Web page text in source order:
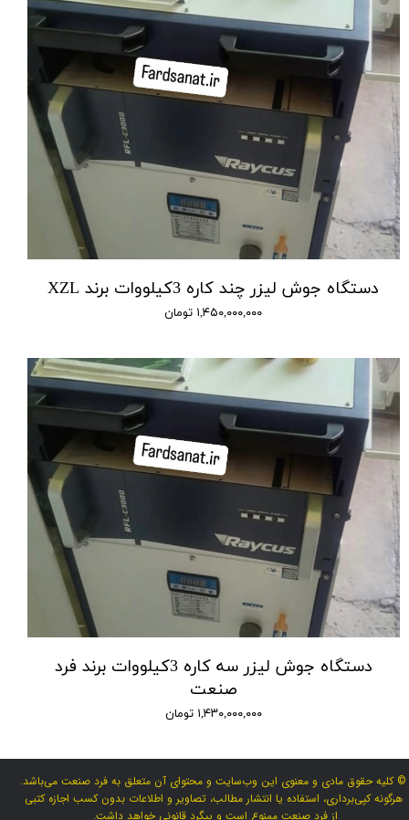
دستگاه جوش لیزر چند کاره 3کیلووات برند XZL
۱,۴۵۰,۰۰۰,۰۰۰ تومان
دستگاه جوش لیزر سه کاره 3کیلووات برند فرد
صنعت
۱,۴۳۰,۰۰۰,۰۰۰ تومان
© کلیه حقوق مادی و معنوی این وب‌سایت و محتوای آن متعلق به فرد صنعت می‌باشد.
هرگونه کپی‌برداری، استفاده یا انتشار مطالب، تصاویر و اطلاعات بدون کسب اجازه کتبی
از فرد صنعت ممنوع است و پیگرد قانونی خواهد داشت.